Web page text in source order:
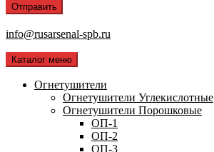
info@rusarsenal-spb.ru
Каталог меню
Огнетушители
Огнетушители Углекислотные
Огнетушители Порошковые
ОП-1
ОП-2
ОП-3